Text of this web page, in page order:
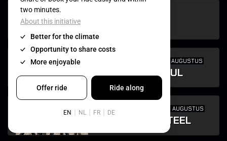
VRIJ 7 AUGUSTUS
WARRIOR SOUL
FIRST TIME DON 6 AUGUSTUS
WINGS OF STEEL